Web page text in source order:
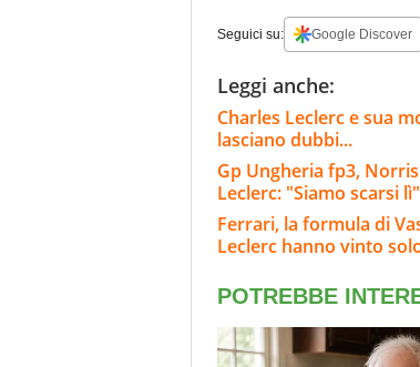
Seguici su: Google Discover
Leggi anche:
Charles Leclerc e sua
lasciano dubbi...
Gp Ungheria fp3,
Leclerc: "Siamo scarsi lì"
Ferrari, la formula di
Leclerc hanno vinto